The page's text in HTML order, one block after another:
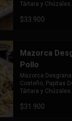
Tártara y Chúzales.
$33.900
Mazorca
Pollo
Mazorca
Costeño, Papitas
Tártara y Chúzales.
$31.900